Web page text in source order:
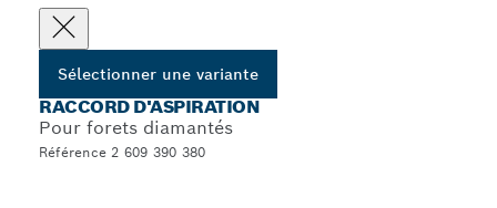
Sélectionner une variante
RACCORD D'ASPIRATION
Pour forets diamantés
Référence 2 609 390 380